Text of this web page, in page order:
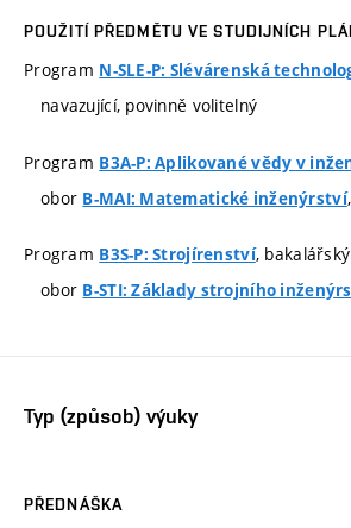
POUŽITÍ PŘEDMĚTU VE STUDIJNÍCH
Program N-SLE-P: Slévárenská
navazující, povinně volitelný
Program B3A-P: Aplikované vědy v
obor B-MAI: Matematické inženýrství
Program B3S-P: Strojírenství, bakalářský
obor B-STI: Základy strojního
Typ (způsob) výuky
PŘEDNÁŠKA